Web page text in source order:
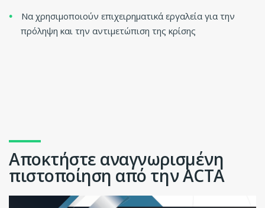
Να χρησιμοποιούν επιχειρηματικά εργαλεία για την
πρόληψη και την αντιμετώπιση της κρίσης
Αποκτήστε αναγνωρισμένη
πιστοποίηση από την ΑCΤΑ